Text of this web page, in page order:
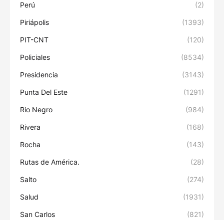
Perú (2)
Piriápolis (1393)
PIT-CNT (120)
Policiales (8534)
Presidencia (3143)
Punta Del Este (1291)
Río Negro (984)
Rivera (168)
Rocha (143)
Rutas de América. (28)
Salto (274)
Salud (1931)
San Carlos (821)